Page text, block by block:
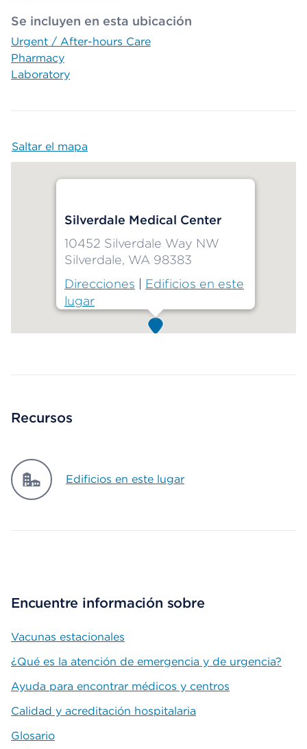
Se incluyen en esta ubicación
Urgent / After-hours Care
Pharmacy
Laboratory
Saltar el mapa
Silverdale Medical Center
10452 Silverdale Way NW
Silverdale, WA 98383
Direcciones
Edificios en este
lugar
Recursos
Edificios en este lugar
Encuentre información sobre
Vacunas estacionales
¿Qué es la atención de emergencia y de urgencia?
Ayuda para encontrar médicos y centros
Calidad y acreditación hospitalaria
Glosario